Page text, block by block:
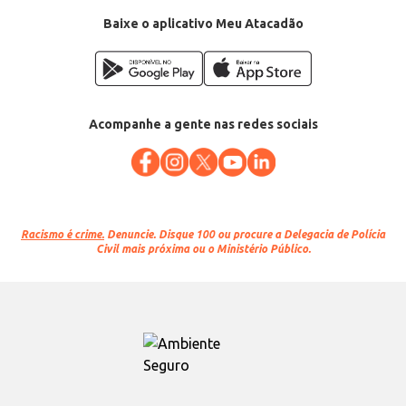
Baixe o aplicativo Meu Atacadão
Acompanhe a gente nas redes sociais
Racismo é crime. Denuncie. Disque 100 ou procure a Delegacia de Polícia
Civil mais próxima ou o Ministério Público.